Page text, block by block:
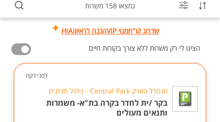
נמצאו 158 משרות
שדרוג קו"חמנוי VIP הכנה לראיוןHiAi
הציגו לי רק משרות ללא צורך בקורות חיים
לפני דקה
סנטרל פארק Central Park - ניהול חניונים
בקר /ית לחדר בקרה בת"א- משמרות
ותנאים מעולים